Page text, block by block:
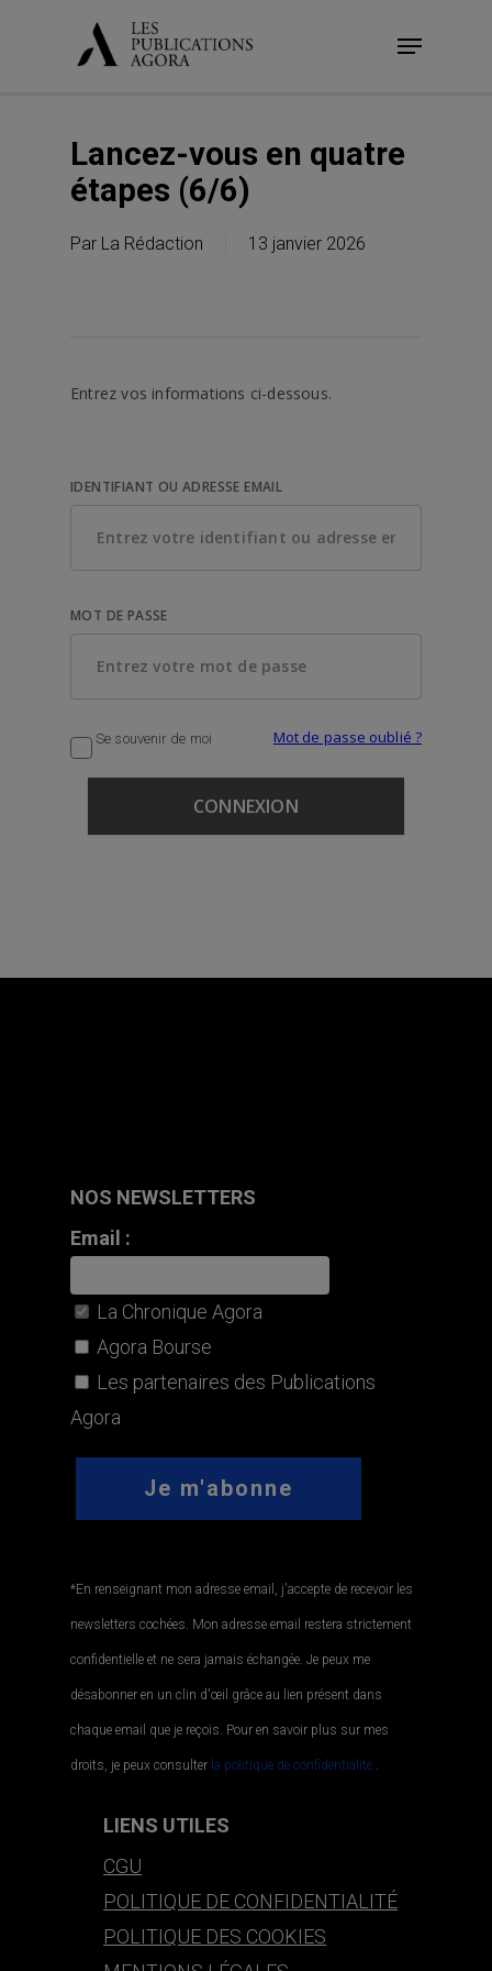
Menu
Lancez-vous en quatre
étapes (6/6)
Par La Rédaction 13 janvier 2026
Entrez vos informations ci-dessous.
IDENTIFIANT OU ADRESSE EMAIL
MOT DE PASSE
Se souvenir de moi Mot de passe oublié ?
NOS NEWSLETTERS
Email :
La Chronique Agora
Agora Bourse
Les partenaires des Publications
Agora
*En renseignant mon adresse email, j'accepte de recevoir les
newsletters cochées. Mon adresse email restera strictement
confidentielle et ne sera jamais échangée. Je peux me
désabonner en un clin d'œil grâce au lien présent dans
chaque email que je reçois. Pour en savoir plus sur mes
droits, je peux consulter la politique de confidentialité..
LIENS UTILES
CGU
POLITIQUE DE CONFIDENTIALITÉ
POLITIQUE DES COOKIES